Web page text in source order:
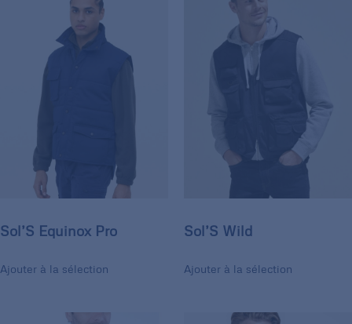
Sol’S Equinox Pro
Ajouter à la sélection
Sol’S Wild
Ajouter à la sélection